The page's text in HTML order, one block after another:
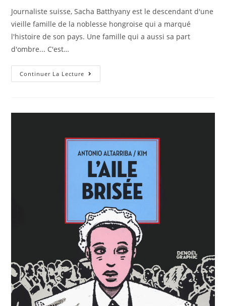
Journaliste suisse, Sacha Batthyany est le descendant d'une
vieille famille de la noblesse hongroise qui a marqué
l'histoire de son pays. Une famille qui a aussi sa part
d'ombre... C'est…
Continuer La Lecture